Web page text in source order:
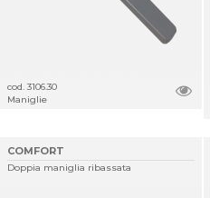
cod. 3106.30
Maniglie
COMFORT
Doppia maniglia ribassata